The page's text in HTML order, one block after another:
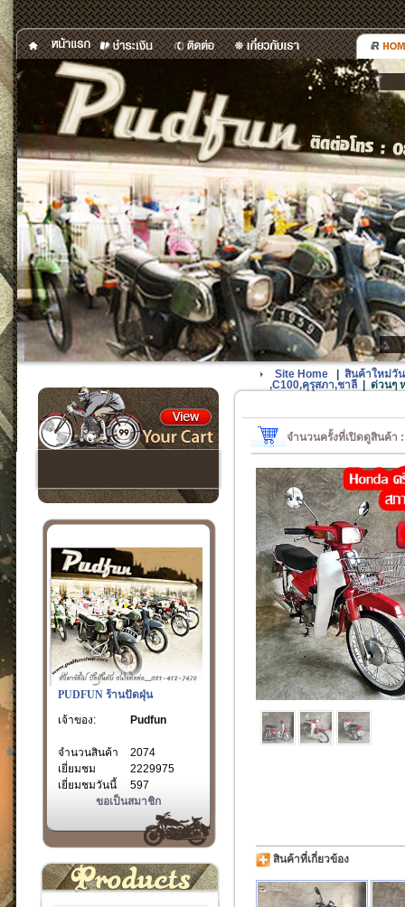
PUDFUN ร้านปัดฝุ่น
เจ้าของ:
Pudfun
จำนวนสินค้า
2074
เยี่ยมชม
2229975
เยี่ยมชมวันนี้
597
ขอเป็นสมาชิก
Site Home| สินค้าใหม่วัน
,C100,คุรุสภา,ชาลี| ด่วนๆ
จำนวนครั้งที่เปิดดูสินค้า
สินค้าที่เกี่ยวข้อง